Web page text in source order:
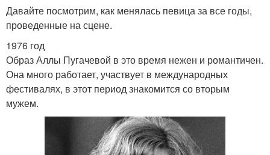
Давайте посмотрим, как менялась певица за все годы,
проведенные на сцене.
1976 год
Образ Аллы Пугачевой в это время нежен и романтичен.
Она много работает, участвует в международных
фестивалях, в этот период знакомится со вторым
мужем.